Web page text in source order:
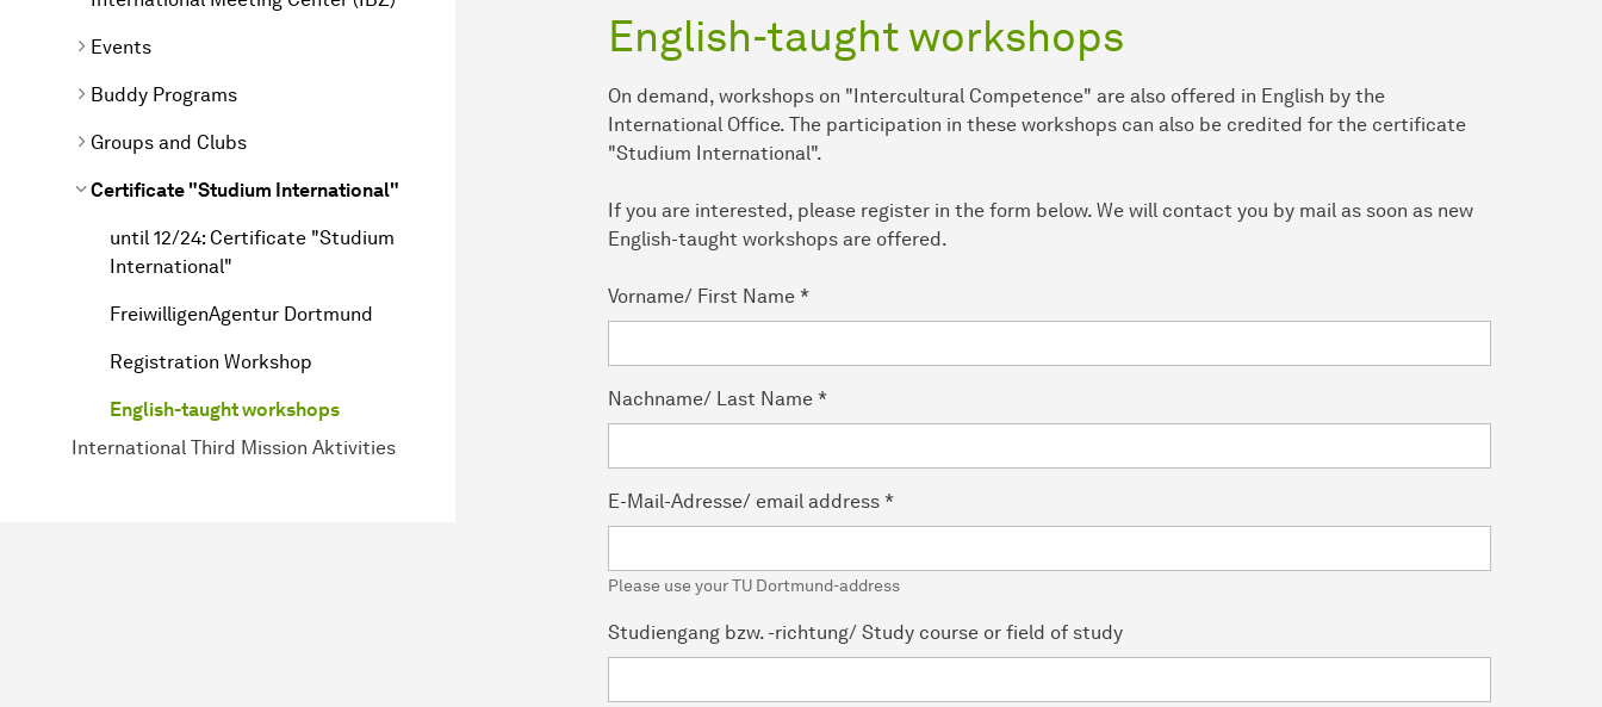
Events
Buddy Programs
Groups and Clubs
Certificate "Studium International"
until 12/24: Certificate "Studium
International"
FreiwilligenAgentur Dortmund
Registration Workshop
English-taught workshops
International Third Mission Aktivities
English-taught workshops
On demand, workshops on "Intercultural Competence" are also offered in English by the
International Office. The participation in these workshops can also be credited for the certificate
"Studium International".
If you are interested, please register in the form below. We will contact you by mail as soon as new
English-taught workshops are offered.
Vorname/ First Name *
Nachname/ Last Name *
E-Mail-Adresse/ email address *
Please use your TU Dortmund-address
Studiengang bzw. -richtung/ Study course or field of study